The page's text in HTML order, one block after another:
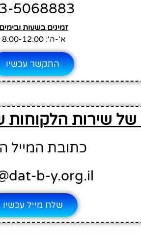
5068883
זמינים בשעות
א'-ה': 8:00-12:00
התקשר עכשיו
של שירות
כתובת המייל
b-y.org.il
שלח מייל עכשיו